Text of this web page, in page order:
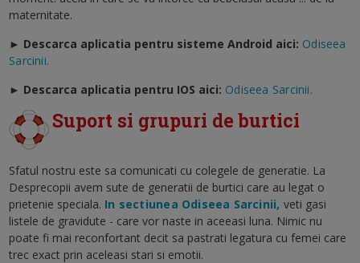
maternitate.
► Descarca aplicatia pentru sisteme Android aici: Odiseea
Sarcinii.
► Descarca aplicatia pentru IOS aici: Odiseea Sarcinii.
Suport si grupuri de burtici
Sfatul nostru este sa comunicati cu colegele de generatie. La
Desprecopii avem sute de generatii de burtici care au legat o
prietenie speciala. In sectiunea Odiseea Sarcinii, veti gasi
listele de gravidute - care vor naste in aceeasi luna. Nimic nu
poate fi mai reconfortant decit sa pastrati legatura cu femei care
trec exact prin aceleasi stari si emotii.